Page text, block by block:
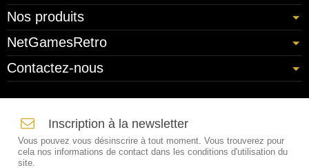
Nos produits
NetGamesRetro
Contactez-nous
Inscription à la newsletter
Vous pouvez vous désinscrire à tout moment. Vous trouverez pour
cela nos informations de contact dans les conditions d'utilisation du
site.